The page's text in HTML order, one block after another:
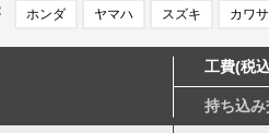
ホンダ ヤマハ スズキ カワ
工費(税
持ち込み